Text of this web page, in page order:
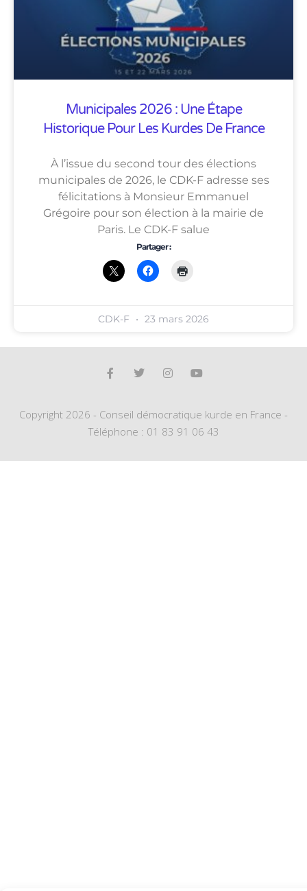
Municipales 2026 : Une Étape
Historique Pour Les Kurdes De France
À l’issue du second tour des élections
municipales de 2026, le CDK-F adresse ses
félicitations à Monsieur Emmanuel
Grégoire pour son élection à la mairie de
Paris. Le CDK-F salue
Partager :
CDK-F 23 mars 2026
Copyright 2026 - Conseil démocratique kurde en France -
Téléphone : 01 83 91 06 43